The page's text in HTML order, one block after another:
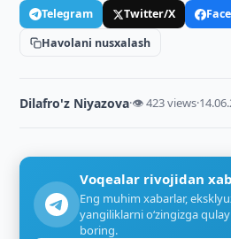
Telegram Twitter/X
Havolani nusxalash
Dilafro'z Niyazova·👁 423 views·
Voqealar rivojidan
Eng muhim xabarlar,
yangiliklarni o‘zingizga
boring.